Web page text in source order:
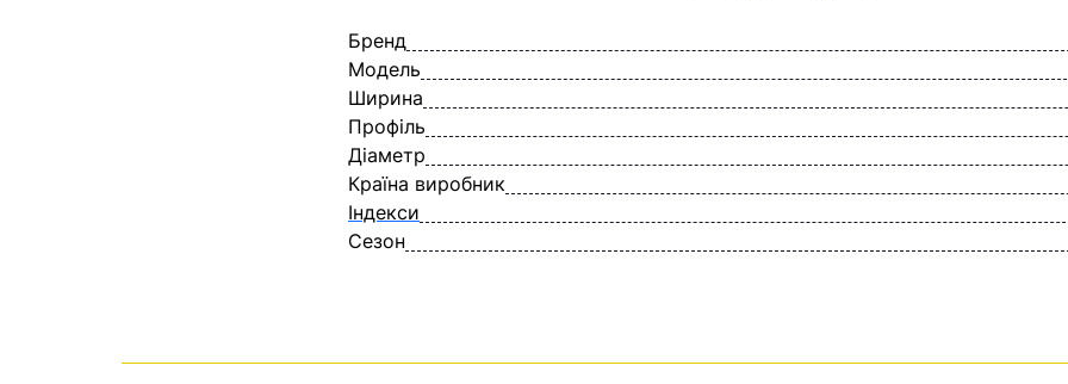
Бренд
Модель
Ширина
Профіль
Діаметр
Країна виробник
Індекси
Сезон